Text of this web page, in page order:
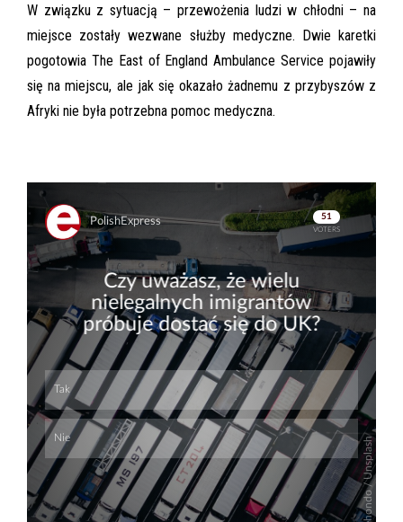
W związku z sytuacją – przewożenia ludzi w chłodni – na
miejsce zostały wezwane służby medyczne. Dwie karetki
pogotowia The East of England Ambulance Service pojawiły
się na miejscu, ale jak się okazało żadnemu z przybyszów z
Afryki nie była potrzebna pomoc medyczna.
Skip
Skip